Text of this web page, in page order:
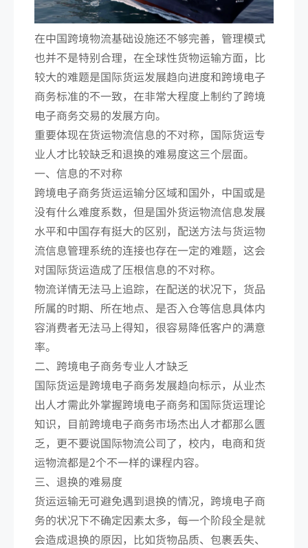
在中国跨境物流基础设施还不够完善，管理模式
也并不是特别合理，在全球性货物运输方面，比
较大的难题是国际货运发展趋向进度和跨境电子
商务标准的不一致，在非常大程度上制约了跨境
电子商务交易的发展方向。
重要体现在货运物流信息的不对称，国际货运专
业人才比较缺乏和退换的难易度这三个层面。
一、信息的不对称
跨境电子商务货运运输分区域和国外，中国或是
没有什么难度系数，但是国外货运物流信息发展
水平和中国存有挺大的区别，配送方法与货运物
流信息管理系统的连接也存在一定的难题，这会
对国际货运造成了压根信息的不对称。
物流详情无法马上追踪，在配送的状况下，货品
所属的时期、所在地点、是否入仓等信息具体内
容消费者无法马上得知，很容易降低客户的满意
率。
二、跨境电子商务专业人才缺乏
国际货运是跨境电子商务发展趋向标示，从业杰
出人才需此外掌握跨境电子商务和国际货运理论
知识，目前跨境电子商务市场杰出人才都那么匮
乏，更不要说国际物流公司了，校内，电商和货
运物流都是2个不一样的课程内容。
三、退换的难易度
货运运输无可避免遇到退换的情况，跨境电子商
务的状况下不确定因素太多，每一个阶段全是就
会造成退换的原因，比如货物品质、包裹丢失、